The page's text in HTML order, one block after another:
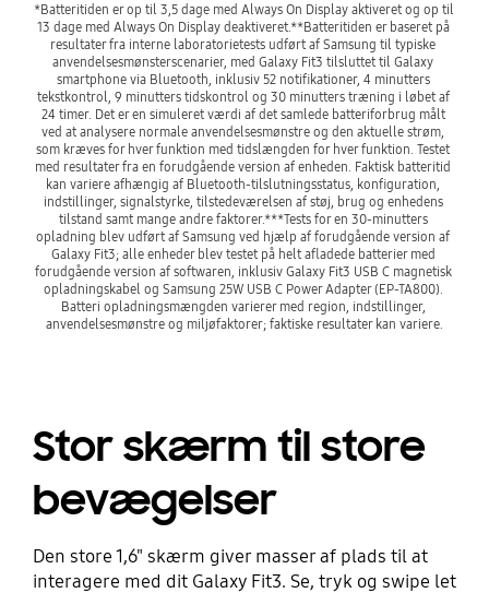
*Batteritiden er op til 3,5 dage med Always On Display aktiveret og op til
13 dage med Always On Display deaktiveret.**Batteritiden er baseret på
resultater fra interne laboratorietests udført af Samsung til typiske
anvendelsesmønsterscenarier, med Galaxy Fit3 tilsluttet til Galaxy
smartphone via Bluetooth, inklusiv 52 notifikationer, 4 minutters
tekstkontrol, 9 minutters tidskontrol og 30 minutters træning i løbet af
24 timer. Det er en simuleret værdi af det samlede batteriforbrug målt
ved at analysere normale anvendelsesmønstre og den aktuelle strøm,
som kræves for hver funktion med tidslængden for hver funktion. Testet
med resultater fra en forudgående version af enheden. Faktisk batteritid
kan variere afhængig af Bluetooth-tilslutningsstatus, konfiguration,
indstillinger, signalstyrke, tilstedeværelsen af støj, brug og enhedens
tilstand samt mange andre faktorer.***Tests for en 30-minutters
opladning blev udført af Samsung ved hjælp af forudgående version af
Galaxy Fit3; alle enheder blev testet på helt afladede batterier med
forudgående version af softwaren, inklusiv Galaxy Fit3 USB C magnetisk
opladningskabel og Samsung 25W USB C Power Adapter (EP-TA800).
Batteri opladningsmængden varierer med region, indstillinger,
anvendelsesmønstre og miljøfaktorer; faktiske resultater kan variere.
Stor skærm til store
bevægelser
Den store 1,6" skærm giver masser af plads til at
interagere med dit Galaxy Fit3. Se, tryk og swipe let